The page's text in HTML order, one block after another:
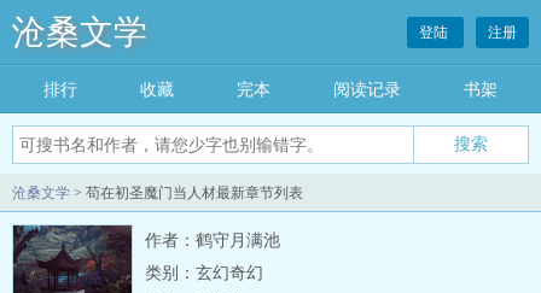
沧桑文学 登陆 注册
排行 收藏 完本 阅读记录 书架
沧桑文学 > 苟在初圣魔门当人材最新章节列表
作者：鹤守月满池
类别：玄幻奇幻